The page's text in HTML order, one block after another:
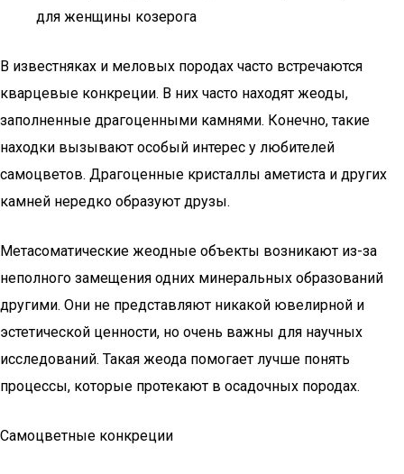
для женщины козерога
В известняках и меловых породах часто встречаются
кварцевые конкреции. В них часто находят жеоды,
заполненные драгоценными камнями. Конечно, такие
находки вызывают особый интерес у любителей
самоцветов. Драгоценные кристаллы аметиста и других
камней нередко образуют друзы.
Метасоматические жеодные объекты возникают из-за
неполного замещения одних минеральных образований
другими. Они не представляют никакой ювелирной и
эстетической ценности, но очень важны для научных
исследований. Такая жеода помогает лучше понять
процессы, которые протекают в осадочных породах.
Самоцветные конкреции